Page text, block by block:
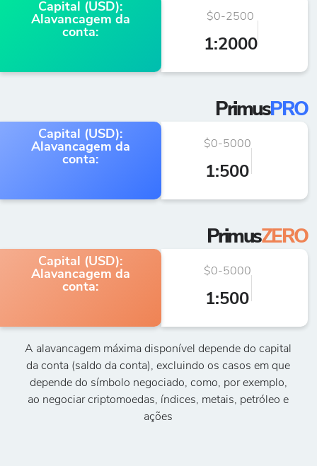
Capital (USD):
Alavancagem da
conta:
$0-2500
1:2000
Capital (USD):
Alavancagem da
conta:
PrimusPRO
$0-5000
1:500
Capital (USD):
Alavancagem da
conta:
PrimusZERO
$0-5000
1:500
A alavancagem máxima disponível depende do capital
da conta (saldo da conta), excluindo os casos em que
depende do símbolo negociado, como, por exemplo,
ao negociar criptomoedas, índices, metais, petróleo e
ações